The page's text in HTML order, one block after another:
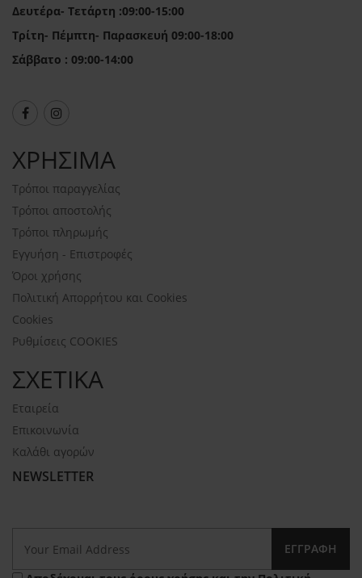
Δευτέρα- Τετάρτη :09:00-15:00
Τρίτη- Πέμπτη- Παρασκευή 09:00-18:00
Σάββατο : 09:00-14:00
ΧΡΗΣΙΜΑ
Τρόποι παραγγελίας
Τρόποι αποστολής
Τρόποι πληρωμής
Εγγυήση - Επιστροφές
Όροι χρήσης
Πολιτική Απορρήτου και Cookies
Cookies
Ρυθμίσεις COOKIES
ΣΧΕΤΙΚΑ
Εταιρεία
Επικοινωνία
Καλάθι αγορών
NEWSLETTER
ΕΓΓΡΑΦΉ